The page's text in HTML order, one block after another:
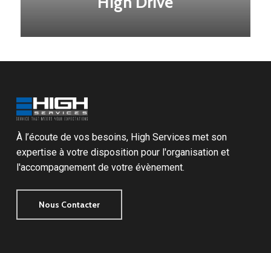
À l’écoute de vos besoins, High Services met son
expertise à votre disposition pour l'organisation et
l'accompagnement de votre évènement.
Nous Contacter